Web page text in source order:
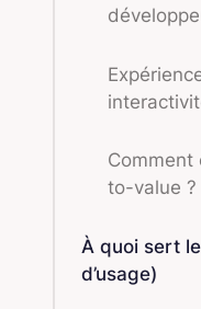
to-value ?
À quoi sert le
d’usage)